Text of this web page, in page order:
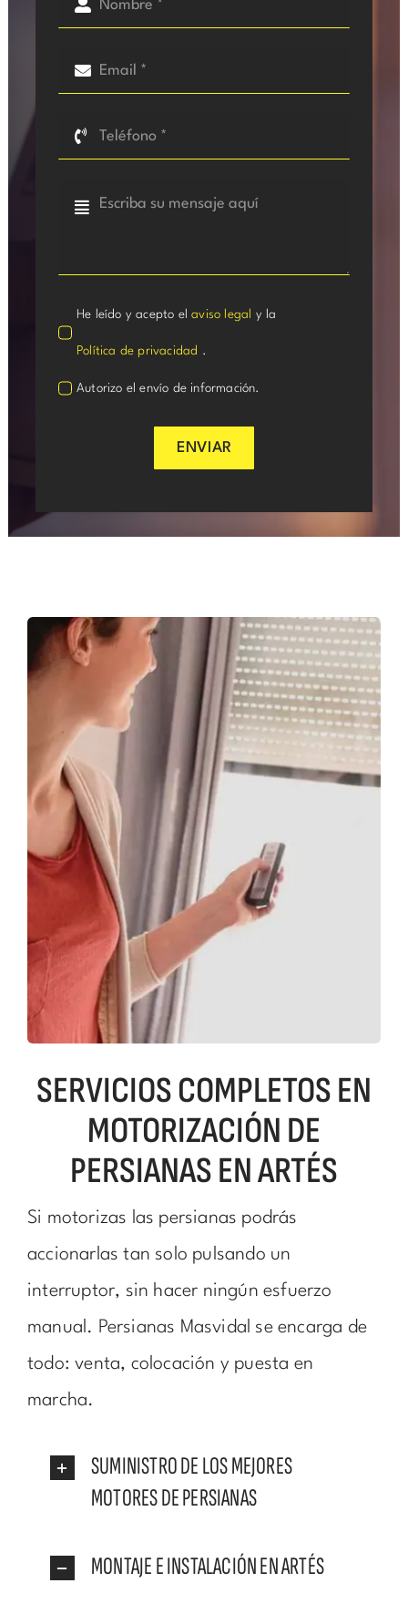
He leído y acepto elaviso legal y la
Política de privacidad .
Autorizo el envío de información.
ENVIAR
SERVICIOS COMPLETOS EN
MOTORIZACIÓN DE
PERSIANAS EN ARTÉS
Si motorizas las persianas podrás
accionarlas tan solo pulsando un
interruptor, sin hacer ningún esfuerzo
manual. Persianas Masvidal se encarga de
todo: venta, colocación y puesta en
marcha.
SUMINISTRO DE LOS MEJORES
MOTORES DE PERSIANAS
MONTAJE E INSTALACIÓN EN ARTÉS